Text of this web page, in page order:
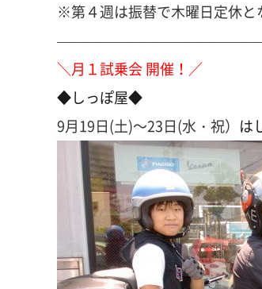
※第４週は振替で木曜日定休と
＼月１試乗会 開催！／
◆しっぽ屋◆
9月19日(土)～23日(水・祝） は